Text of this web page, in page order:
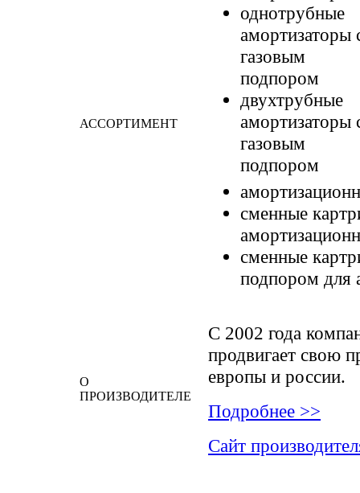
АССОРТИМЕНТ
однотрубные
амортизаторы
газовым
подпором
двухтрубные
амортизаторы
газовым
подпором
сменные
сменные
подпором для
О
ПРОИЗВОДИТЕЛЕ
С 2002 года
продвигает свою
европы и россии.
Подробнее >>
Сайт